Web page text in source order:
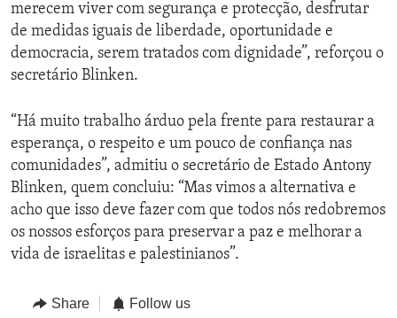
merecem viver com segurança e protecção, desfrutar
de medidas iguais de liberdade, oportunidade e
democracia, serem tratados com dignidade”, reforçou o
secretário Blinken.
“Há muito trabalho árduo pela frente para restaurar a
esperança, o respeito e um pouco de confiança nas
comunidades”, admitiu o secretário de Estado Antony
Blinken, quem concluiu: “Mas vimos a alternativa e
acho que isso deve fazer com que todos nós redobremos
os nossos esforços para preservar a paz e melhorar a
vida de israelitas e palestinianos”.
Share Follow us